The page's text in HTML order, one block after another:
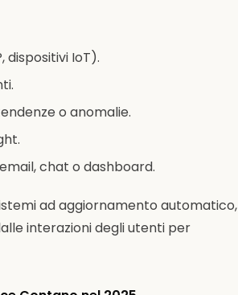
dispositivi IoT).
o anomalie.
chat o dashboard.
ad aggiornamento automatico,
interazioni degli utenti per